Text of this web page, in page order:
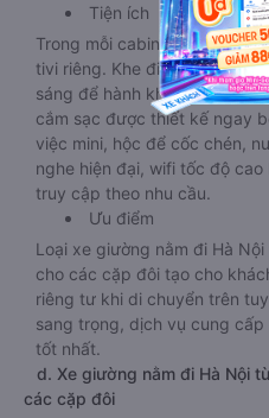
Tiện ích
Trong mỗi cabin của loại xe
tivi riêng. Khe điều hòa mát
sáng để hành khách điều
cắm sạc được thiết kế ngay
việc mini, hộc để cốc chén,
nghe hiện đại, wifi tốc độ
truy cập theo nhu cầu.
Ưu điểm
Loại xe giường nằm đi Hà
cho các cặp đôi tạo cho
riêng tư khi di chuyển trên
sang trọng, dịch vụ cung
tốt nhất.
d. Xe giường nằm đi Hà Nội
các cặp đôi